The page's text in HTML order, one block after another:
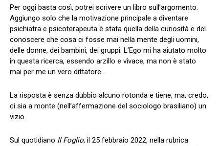
Per oggi basta così, potrei scrivere un libro sull’argomento.
Aggiungo solo che la motivazione principale a diventare
psichiatra e psicoterapeuta è stata quella della curiosità e del
conoscere che cosa ci fosse mai nella mente degli uomini,
delle donne, dei bambini, dei gruppi. L’Ego mi ha aiutato molto
in questa ricerca, essendo arzillo e vivace, ma non è stato
mai per me un vero dittatore.
La risposta è senza dubbio alcuno rotonda e tiene, ma, credo,
ci sia a monte (nell’affermazione del sociologo brasiliano) un
vizio.
Sul quotidiano Il Foglio, il 25 febbraio 2022, nella rubrica